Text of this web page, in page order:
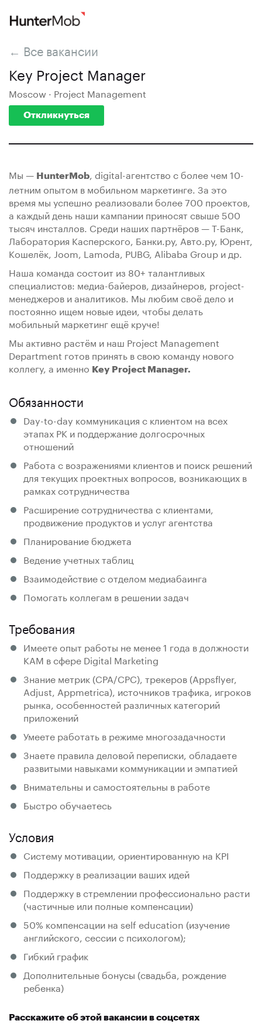
← Все вакансии
Key Project Manager
Moscow · Project Management
Откликнуться
Мы — HunterMob, digital-агентство с более чем 10-
летним опытом в мобильном маркетинге. За это
время мы успешно реализовали более 700 проектов,
а каждый день наши кампании приносят свыше 500
тысяч инсталлов. Среди наших партнёров — Т-Банк,
Лаборатория Касперского, Банки.ру, Авто.ру, Юрент,
Кошелёк, Joom, Lamoda, PUBG, Alibaba Group и др.
Наша команда состоит из 80+ талантливых
специалистов: медиа-байеров, дизайнеров, project-
менеджеров и аналитиков. Мы любим своё дело и
постоянно ищем новые идеи, чтобы делать
мобильный маркетинг ещё круче!
Мы активно растём и наш Project Management
Department готов принять в свою команду нового
коллегу, а именно Key Project Manager.
Обязанности
Day-to-day коммуникация с клиентом на всех
этапах РК и поддержание долгосрочных
отношений
Работа с возражениями клиентов и поиск решений
для текущих проектных вопросов, возникающих в
рамках сотрудничества
Расширение сотрудничества с клиентами,
продвижение продуктов и услуг агентства
Планирование бюджета
Ведение учетных таблиц
Взаимодействие с отделом медиабаинга
Помогать коллегам в решении задач
Требования
Имеете опыт работы не менее 1 года в должности
KAM в сфере Digital Marketing
Знание метрик (CPA/CPC), трекеров (Appsflyer,
Adjust, Appmetrica), источников трафика, игроков
рынка, особенностей различных категорий
приложений
Умеете работать в режиме многозадачности
Знаете правила деловой переписки, обладаете
развитыми навыками коммуникации и эмпатией
Внимательны и самостоятельны в работе
Быстро обучаетесь
Условия
Систему мотивации, ориентированную на KPI
Поддержку в реализации ваших идей
Поддержку в стремлении профессионально расти
(частичные или полные компенсации)
50% компенсации на self education (изучение
английского, сессии с психологом);
Гибкий график
Дополнительные бонусы (свадьба, рождение
ребенка)
Расскажите об этой вакансии в соцсетях